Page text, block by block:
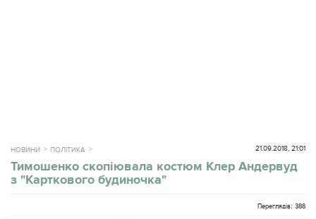
НОВИНИ ПОЛІТИКА 21.09.2018, 21:01
Тимошенко скопіювала костюм Клер Андервуд
з "Карткового будиночка"
Переглядів: 388